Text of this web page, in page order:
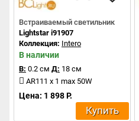
Встраиваемый светильник
Lightstar i91907
Коллекция: Intero
В наличии
В: 0.2 см Д: 18 см
AR111 x 1 max 50W
Цена: 1 898 Р.
Купить